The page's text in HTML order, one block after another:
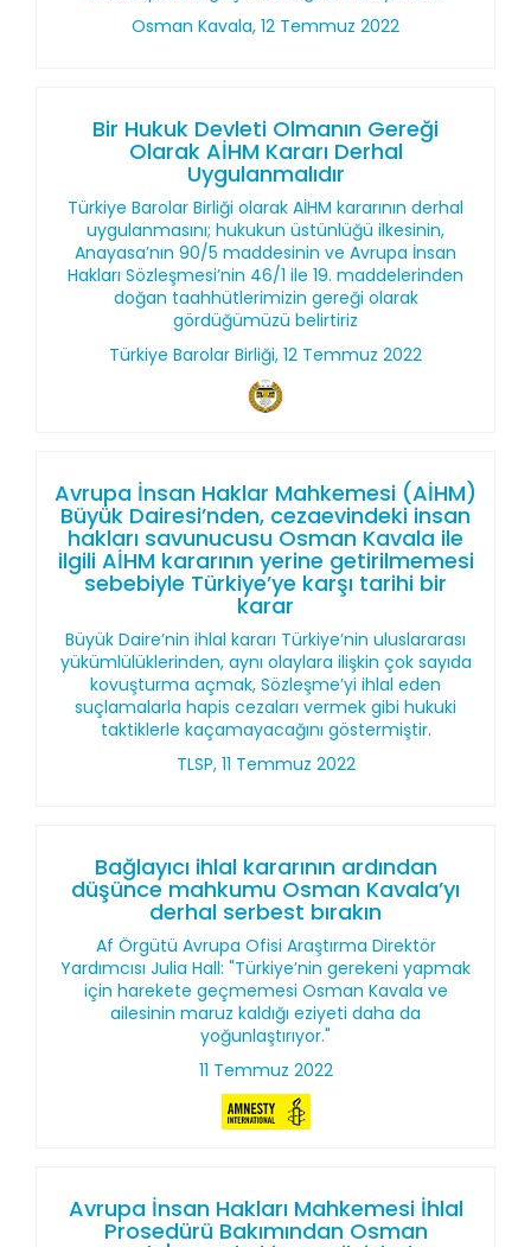
Osman Kavala, 12 Temmuz 2022
Bir Hukuk Devleti Olmanın Gereği
Olarak AİHM Kararı Derhal
Uygulanmalıdır
Türkiye Barolar Birliği olarak AİHM kararının derhal
uygulanmasını; hukukun üstünlüğü ilkesinin,
Anayasa’nın 90/5 maddesinin ve Avrupa İnsan
Hakları Sözleşmesi’nin 46/1 ile 19. maddelerinden
doğan taahhütlerimizin gereği olarak
gördüğümüzü belirtiriz
Türkiye Barolar Birliği, 12 Temmuz 2022
Avrupa İnsan Haklar Mahkemesi (AİHM)
Büyük Dairesi’nden, cezaevindeki insan
hakları savunucusu Osman Kavala ile
ilgili AİHM kararının yerine getirilmemesi
sebebiyle Türkiye’ye karşı tarihi bir
karar
Büyük Daire’nin ihlal kararı Türkiye’nin uluslararası
yükümlülüklerinden, aynı olaylara ilişkin çok sayıda
kovuşturma açmak, Sözleşme’yi ihlal eden
suçlamalarla hapis cezaları vermek gibi hukuki
taktiklerle kaçamayacağını göstermiştir.
TLSP, 11 Temmuz 2022
Bağlayıcı ihlal kararının ardından
düşünce mahkumu Osman Kavala’yı
derhal serbest bırakın
Af Örgütü Avrupa Ofisi Araştırma Direktör
Yardımcısı Julia Hall: "Türkiye’nin gerekeni yapmak
için harekete geçmemesi Osman Kavala ve
ailesinin maruz kaldığı eziyeti daha da
yoğunlaştırıyor."
11 Temmuz 2022
Avrupa İnsan Hakları Mahkemesi İhlal
Prosedürü Bakımından Osman